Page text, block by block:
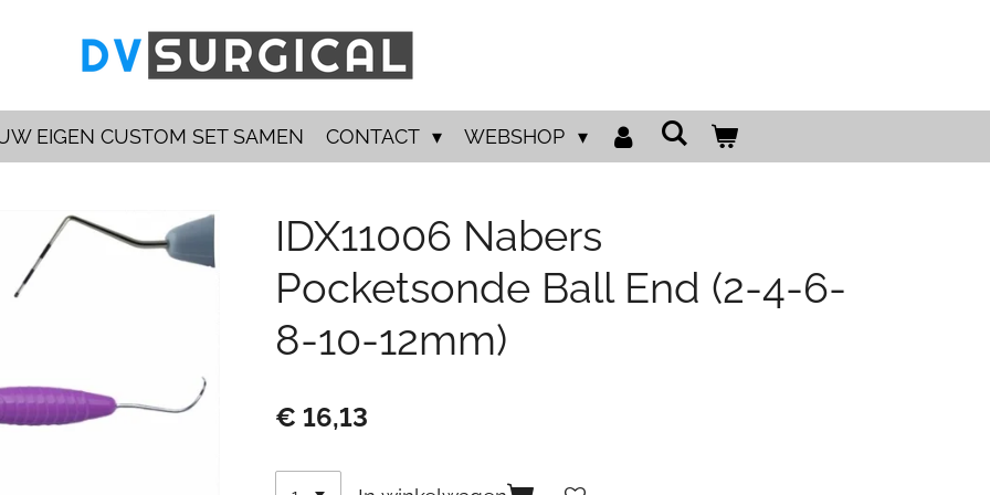
EIGEN CUSTOM SET SAMEN CONTACT WEBSHOP
IDX11006 Nabers
Pocketsonde Ball End (2-4-6-
8-10-12mm)
€ 16,13